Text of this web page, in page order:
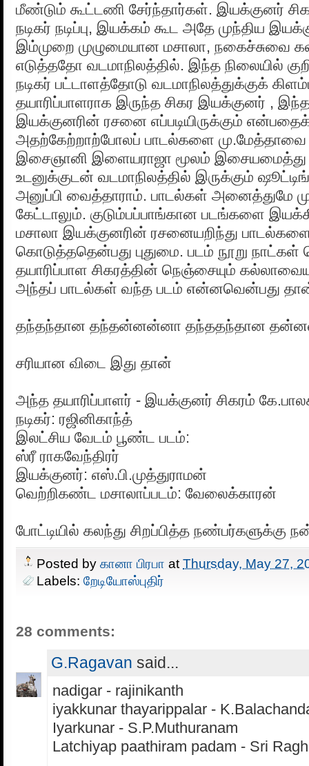
மீண்டும் கூட்டணி சேர்ந்தார்கள். இயக்குனர்
நடிகர் நடிப்பு, இயக்கம் கூட அதே முந்திய
இம்முறை முழுமையான மசாலா, நகைச்சுவை
எடுத்ததோ வடமாநிலத்தில். இந்த நிலையில்
நடிகர் பட்டாளத்தோடு வடமாநிலத்துக்குக்
தயாரிப்பாளராக இருந்த சிகர இயக்குனர் ,
இயக்குனரின் ரசனை எப்படியிருக்கும்
அதற்கேற்றாற்போலப் பாடல்களை மு.மேத்தாவை
இசைஞானி இளையராஜா மூலம்
உடனுக்குடன் வடமாநிலத்தில் இருக்கும்
அனுப்பி வைத்தாராம். பாடல்கள் அனைத்துமே
கேட்டாலும். குடும்பப்பாங்கான படங்களை
மசாலா இயக்குனரின் ரசனையறிந்து
கொடுத்ததென்பது புதுமை. படம் நூறு நாட்கள்
தயாரிப்பாள சிகரத்தின் நெஞ்சையும்
அந்தப் பாடல்கள் வந்த படம் என்னவென்பது
தந்தந்தான தந்தன்னன்னா தந்ததந்தான
சரியான விடை இது தான்
அந்த தயாரிப்பாளர் - இயக்குனர் சிகரம்
நடிகர்: ரஜினிகாந்த்
இலட்சிய வேடம் பூண்ட படம்:
ஸ்ரீ ராகவேந்திரர்
இயக்குனர்: எஸ்.பி.முத்துராமன்
வெற்றிகண்ட மசாலாப்படம்: வேலைக்காரன்
போட்டியில் கலந்து சிறப்பித்த நண்பர்களுக்கு
Posted by கானா பிரபா at Thursday, May 27,
Labels: றேடியோஸ்புதிர்
28 comments:
G.Ragavan said...
nadigar - rajinikanth
iyakkunar thayarippalar -
Iyarkunar - S.P.Muthuranam
Latchiyap paathiram padam - Sri